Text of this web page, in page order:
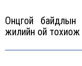
Онцгой байдлын
жилийн ой тохиож